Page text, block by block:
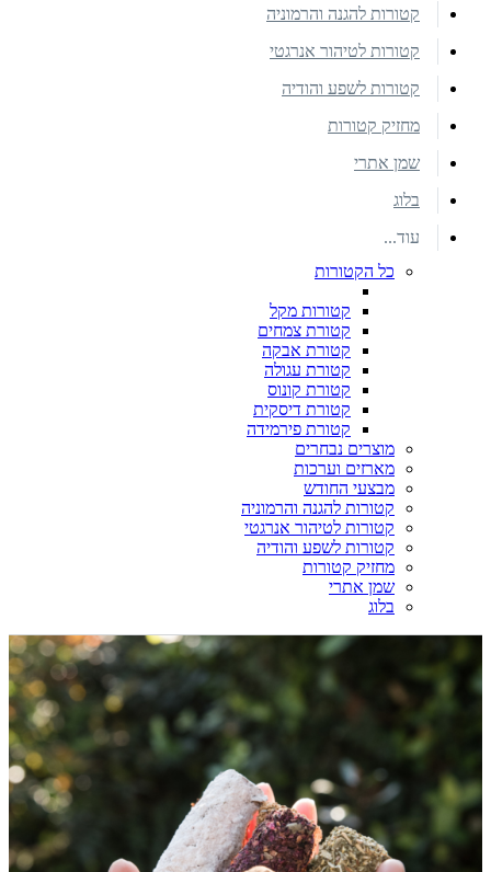
קטורות להגנה והרמוניה
קטורות לטיהור אנרגטי
קטורות לשפע והודיה
מחזיק קטורות
שמן אתרי
בלוג
עוד...
כל הקטורות
קטורות מקל
קטורת צמחים
קטורת אבקה
קטורת עגולה
קטורת קונוס
קטורת דיסקית
קטורת פירמידה
מוצרים נבחרים
מארזים וערכות
מבצעי החודש
קטורות להגנה והרמוניה
קטורות לטיהור אנרגטי
קטורות לשפע והודיה
מחזיק קטורות
שמן אתרי
בלוג